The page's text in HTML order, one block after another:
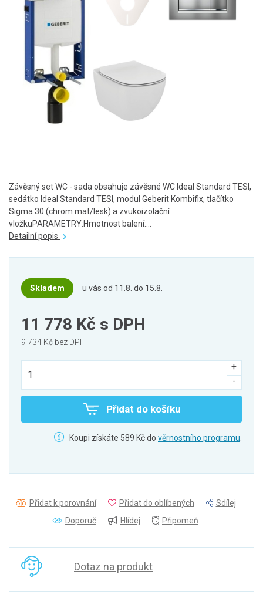
Závěsný set WC - sada obsahuje závěsné WC Ideal Standard TESI,
sedátko Ideal Standard TESI, modul Geberit Kombifix, tlačítko
Sigma 30 (chrom mat/lesk) a zvukoizolační
vložkuPARAMETRY:Hmotnost balení:...
Detailní popis
Skladem u vás od 11.8. do 15.8.
11 778 Kč s DPH
9 734 Kč bez DPH
Přidat do košíku
Koupi získáte 589 Kč do věrnostního programu
Přidat k porovnání Přidat do oblíbených
Sdílej
Doporuč
Hlídej Připomeň
Dotaz na produkt